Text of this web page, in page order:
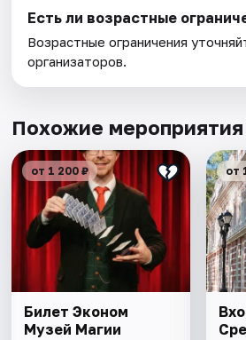
Есть ли возрастные
Возрастные ограничения
организаторов.
Похожие мероприятия
от 1 200 ₽
Билет Эконом
Музей Магии
от